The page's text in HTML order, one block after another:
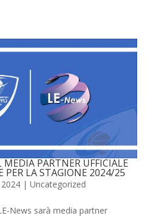
MEDIA PARTNER UFFICIALE
PER LA STAGIONE 2024/25
| Uncategorized
News sarà media partner